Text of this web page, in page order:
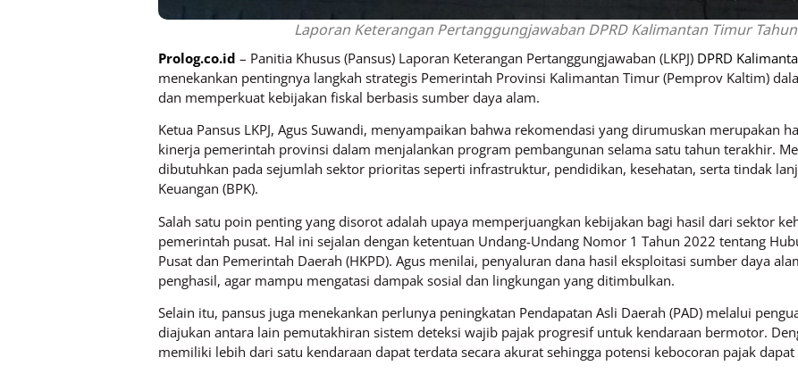
Laporan Keterangan Pertanggungjawaban DPRD Kalimantan Timur
Prolog.co.id – Panitia Khusus (Pansus) Laporan Keterangan Pertanggungjawaban (LKPJ) DPRD
menekankan pentingnya langkah strategis Pemerintah Provinsi Kalimantan Timur (Pemprov Kaltim)
dan memperkuat kebijakan fiskal berbasis sumber daya alam.
Ketua Pansus LKPJ, Agus Suwandi, menyampaikan bahwa rekomendasi yang dirumuskan merupakan
kinerja pemerintah provinsi dalam menjalankan program pembangunan selama satu tahun terakhir.
dibutuhkan pada sejumlah sektor prioritas seperti infrastruktur, pendidikan, kesehatan, serta tindak
Keuangan (BPK).
Salah satu poin penting yang disorot adalah upaya memperjuangkan kebijakan bagi hasil dari sektor
pemerintah pusat. Hal ini sejalan dengan ketentuan Undang-Undang Nomor 1 Tahun 2022 tentang
Pusat dan Pemerintah Daerah (HKPD). Agus menilai, penyaluran dana hasil eksploitasi sumber daya
penghasil, agar mampu mengatasi dampak sosial dan lingkungan yang ditimbulkan.
Selain itu, pansus juga menekankan perlunya peningkatan Pendapatan Asli Daerah (PAD) melalui
diajukan antara lain pemutakhiran sistem deteksi wajib pajak progresif untuk kendaraan bermotor.
memiliki lebih dari satu kendaraan dapat terdata secara akurat sehingga potensi kebocoran pajak